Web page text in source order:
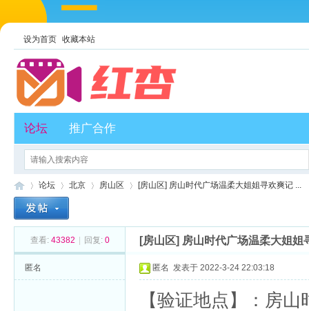
设为首页 收藏本站
论坛 推广合作
论坛
›
北京
›
房山区 [房山区] 房山时代广场温柔大姐姐寻欢爽记 ...
查看: 43382 回复: 0 [房山区] 房山时代广场温柔大姐姐
匿名 匿名发表于 2022-3-24 22:03:18
【验证地点】：房